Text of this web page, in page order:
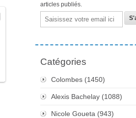
articles publiés.
Email
Catégories
Colombes (1450)
Alexis Bachelay (1088)
Nicole Goueta (943)